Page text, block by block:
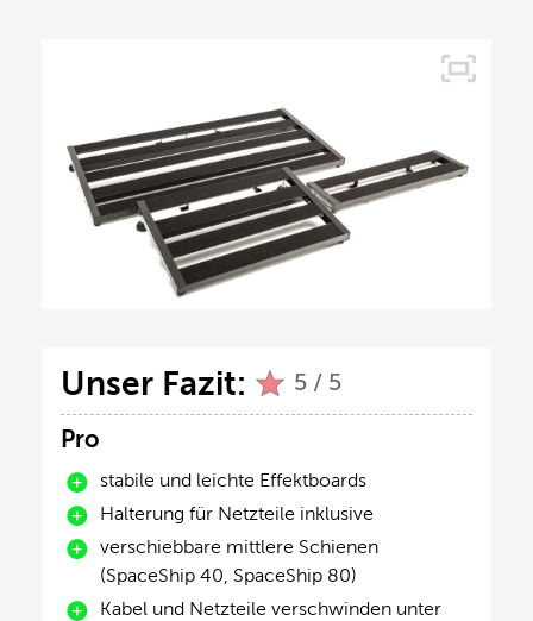
Unser Fazit: 5 / 5
Pro
stabile und leichte Effektboards
Halterung für Netzteile inklusive
verschiebbare mittlere Schienen
(SpaceShip 40, SpaceShip 80)
Kabel und Netzteile verschwinden unter